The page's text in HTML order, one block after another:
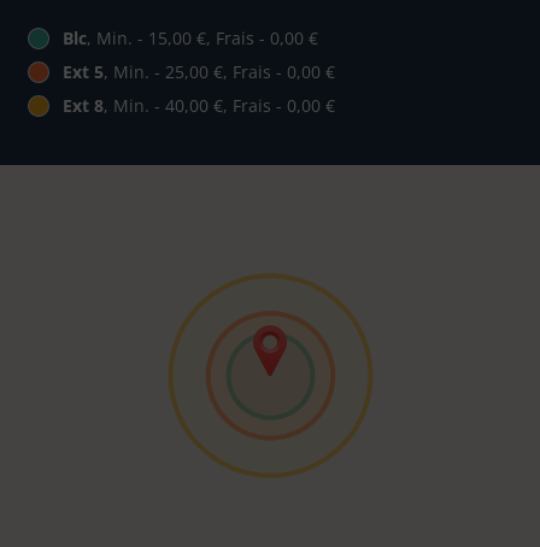
Blc, Min. - 15,00 €, Frais - 0,00 €
Ext 5, Min. - 25,00 €, Frais - 0,00 €
Ext 8, Min. - 40,00 €, Frais - 0,00 €